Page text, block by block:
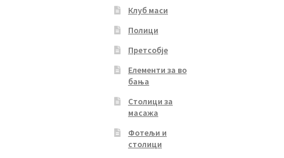
Клуб маси
Полици
Претсобје
Елементи за во
бања
Столици за
масажа
Фотељи и
столици